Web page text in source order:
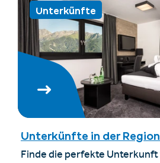
Unterkünfte
Unterkünfte in der Region
Finde die perfekte Unterkunft